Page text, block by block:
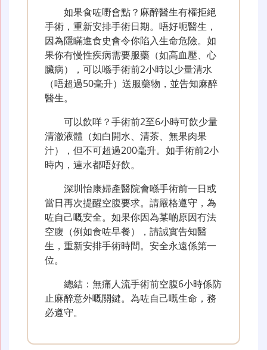
如果食咗嘢會點？麻醉醫生有權拒絕
手術，重新安排手術日期。唔好呃醫生，
因為隱瞞進食史會令你陷入生命危險。如
果你有慢性疾病需要服藥（如高血壓、心
臟病），可以喺手術前2小時以少量清水
（唔超過50毫升）送服藥物，並告知麻醉
醫生。
可以飲咩？手術前2至6小時可飲少量
清澈液體（如白開水、清茶、無果肉果
汁），但不可超過200毫升。如手術前2小
時內，連水都唔好飲。
深圳怡康婦產醫院會喺手術前一日或
當日再次提醒空腹要求。請嚴格遵守，為
咗自己嘅安全。如果你因為某啲原因冇法
空腹（例如食咗早餐），請誠實告知醫
生，重新安排手術時間。安全永遠係第一
位。
總結：無痛人流手術前空腹6小時係防
止麻醉意外嘅關鍵。為咗自己嘅生命，務
必遵守。